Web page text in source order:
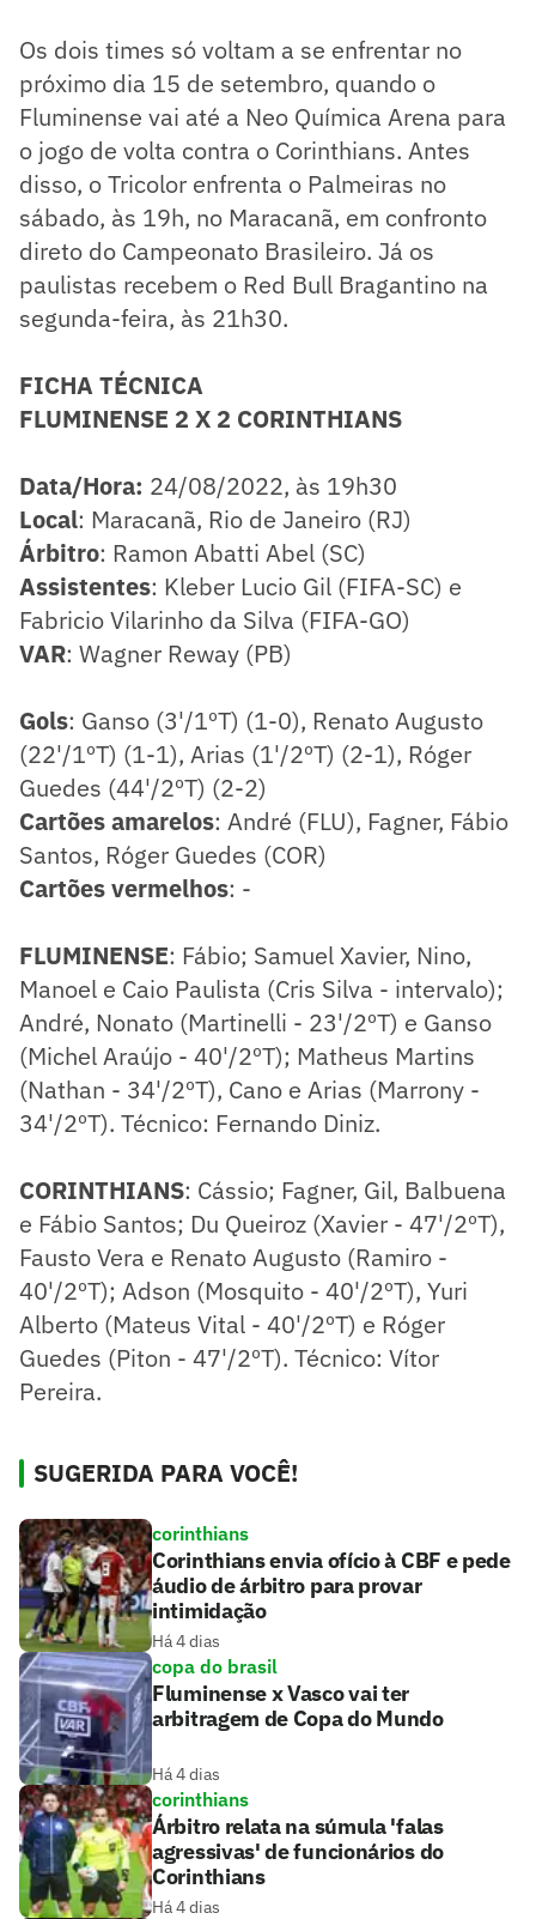
Os dois times só voltam a se enfrentar no
próximo dia 15 de setembro, quando o
Fluminense vai até a Neo Química Arena para
o jogo de volta contra o Corinthians. Antes
disso, o Tricolor enfrenta o Palmeiras no
sábado, às 19h, no Maracanã, em confronto
direto do Campeonato Brasileiro. Já os
paulistas recebem o Red Bull Bragantino na
segunda-feira, às 21h30.
FICHA TÉCNICA
FLUMINENSE 2 X 2 CORINTHIANS
Data/Hora: 24/08/2022, às 19h30
Local: Maracanã, Rio de Janeiro (RJ)
Árbitro: Ramon Abatti Abel (SC)
Assistentes: Kleber Lucio Gil (FIFA-SC) e
Fabricio Vilarinho da Silva (FIFA-GO)
VAR: Wagner Reway (PB)
Gols: Ganso (3'/1ºT) (1-0), Renato Augusto
(22'/1ºT) (1-1), Arias (1'/2ºT) (2-1), Róger
Guedes (44'/2ºT) (2-2)
Cartões amarelos: André (FLU), Fagner, Fábio
Santos, Róger Guedes (COR)
Cartões vermelhos: -
FLUMINENSE: Fábio; Samuel Xavier, Nino,
Manoel e Caio Paulista (Cris Silva - intervalo);
André, Nonato (Martinelli - 23'/2ºT) e Ganso
(Michel Araújo - 40'/2ºT); Matheus Martins
(Nathan - 34'/2ºT), Cano e Arias (Marrony -
34'/2ºT). Técnico: Fernando Diniz.
CORINTHIANS: Cássio; Fagner, Gil, Balbuena
e Fábio Santos; Du Queiroz (Xavier - 47'/2ºT),
Fausto Vera e Renato Augusto (Ramiro -
40'/2ºT); Adson (Mosquito - 40'/2ºT), Yuri
Alberto (Mateus Vital - 40'/2ºT) e Róger
Guedes (Piton - 47'/2ºT). Técnico: Vítor
Pereira.
SUGERIDA PARA VOCÊ!
corinthians
Corinthians envia ofício à CBF e pede
áudio de árbitro para provar
intimidação
Há 4 dias
copa do brasil
Fluminense x Vasco vai ter
arbitragem de Copa do Mundo
Há 4 dias
corinthians
Árbitro relata na súmula 'falas
agressivas' de funcionários do
Corinthians
Há 4 dias